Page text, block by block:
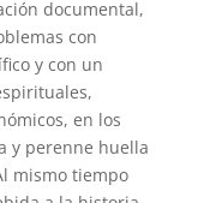
documental,
con
y con un
en los
y perenne huella
mismo tiempo